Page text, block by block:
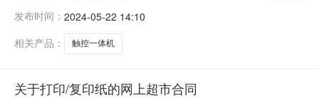
地址：南华县龙川镇龙泉西路城建局出租房联系方式：
发布时间： 2024-05-22 14:10
相关产品：
触控一体机
关于打印/复印纸的网上超市合同